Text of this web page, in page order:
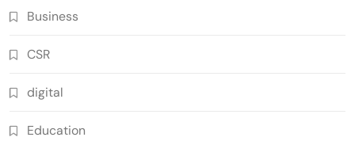
Business
CSR
digital
Education